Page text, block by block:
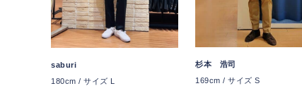
saburi
180cm / サイズ L
杉本 浩司
169cm / サイズ S